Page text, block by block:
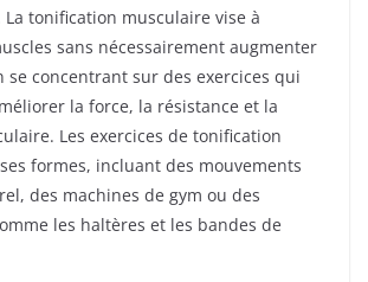
tonification musculaire vise à
sans nécessairement augmenter
se concentrant sur des exercices qui
la force, la résistance et la
Les exercices de tonification
formes, incluant des mouvements
des machines de gym ou des
les haltères et les bandes de